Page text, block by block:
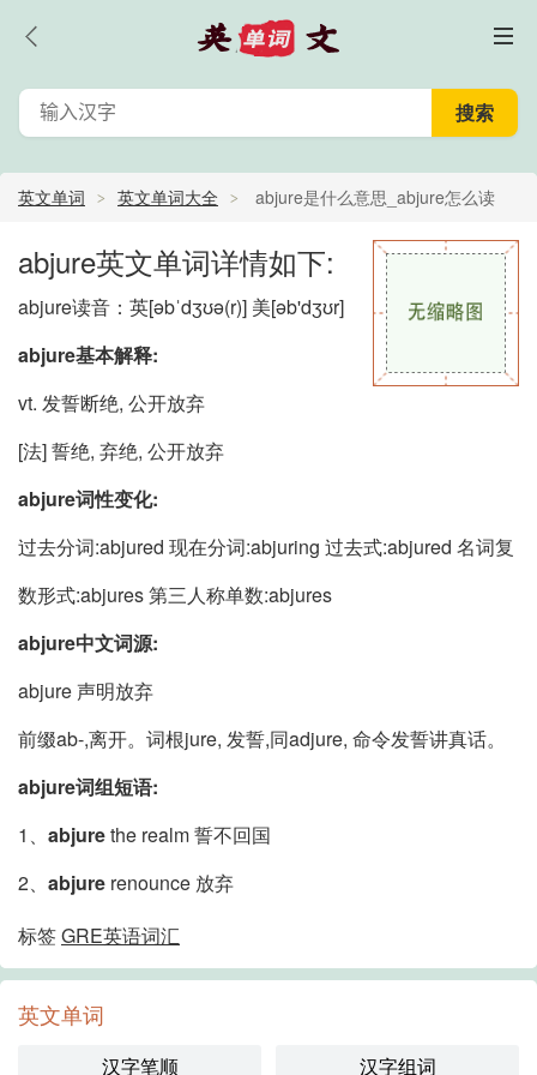
英文单词 英文单词大全 abjure是什么意思_abjure怎么读
_abjure的中文意思,翻译
abjure英文单词详情如下:
abjure读音：英[əbˈdʒʊə(r)] 美[əb'dʒʊr]
abjure基本解释:
vt. 发誓断绝, 公开放弃
[法] 誓绝, 弃绝, 公开放弃
abjure词性变化:
过去分词:abjured 现在分词:abjuring 过去式:abjured 名词复
数形式:abjures 第三人称单数:abjures
abjure中文词源:
abjure 声明放弃
前缀ab-,离开。词根jure, 发誓,同adjure, 命令发誓讲真话。
abjure词组短语:
1、 abjurethe realm 誓不回国
2、 abjure renounce 放弃
标签GRE英语词汇
英文单词
汉字笔顺 汉字组词